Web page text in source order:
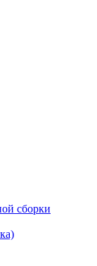
сборки